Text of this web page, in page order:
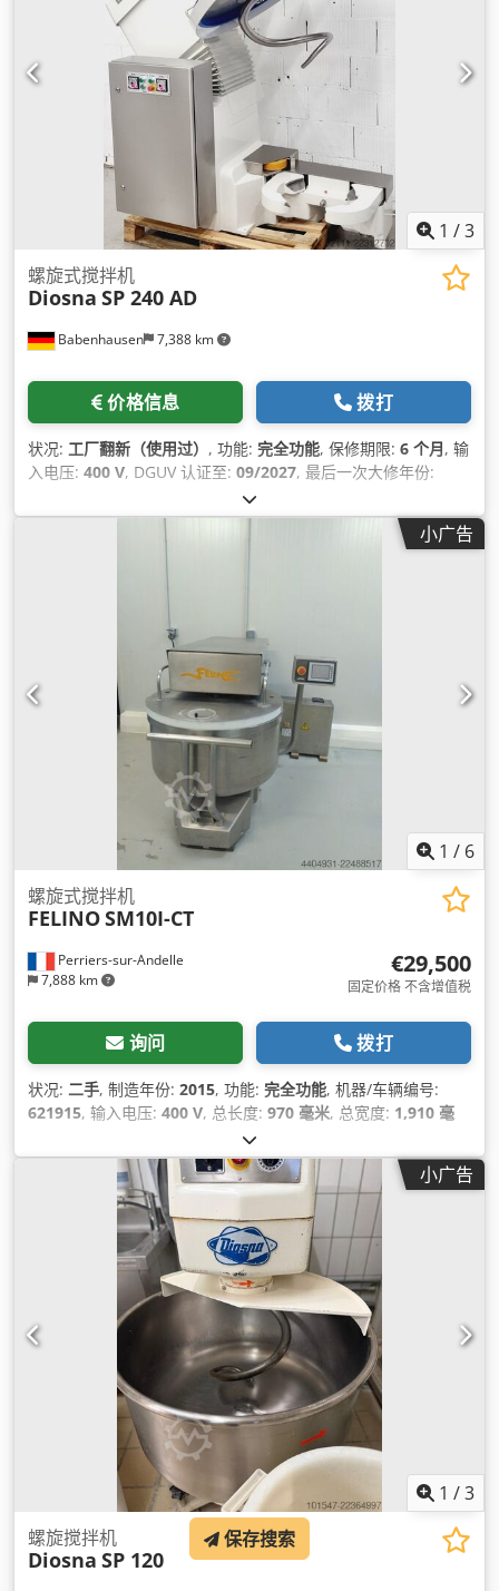
1 /3
Babenhausen 7,388 km
螺旋式搅拌机
Diosna SP 240 AD
价格信息 拨打
状况: 工厂翻新（使用过） , 功能: 完全功能, 保修期限: 6 个月, 输
入电压: 400 V, DGUV 认证至: 09/2027, 最后一次大修年份:
, 空载重量:
千克, 输入电流类型:三相, 电熔断器:32 A,
小广告
1 / 6
Perriers-sur-Andelle
7,888 km
螺旋式搅拌机
FELINOSM10I-CT
€29,500
固定价格 不含增值税
询问 拨打
状况: 二手, 制造年份: 2015, 功能: 完全功能, 机器/车辆编号:
621915, 输入电压: 400 V, 总长度: 970 毫米, 总宽度: 1,910 毫
, 输入电流:
重量:1,055 千克, 总重量:1,347 千克, 输入电流类型:三相, 功率:
12.1 千瓦 (16.45 马力), 小广告
1 /3
螺旋搅拌机
Diosna SP 120
保存搜索